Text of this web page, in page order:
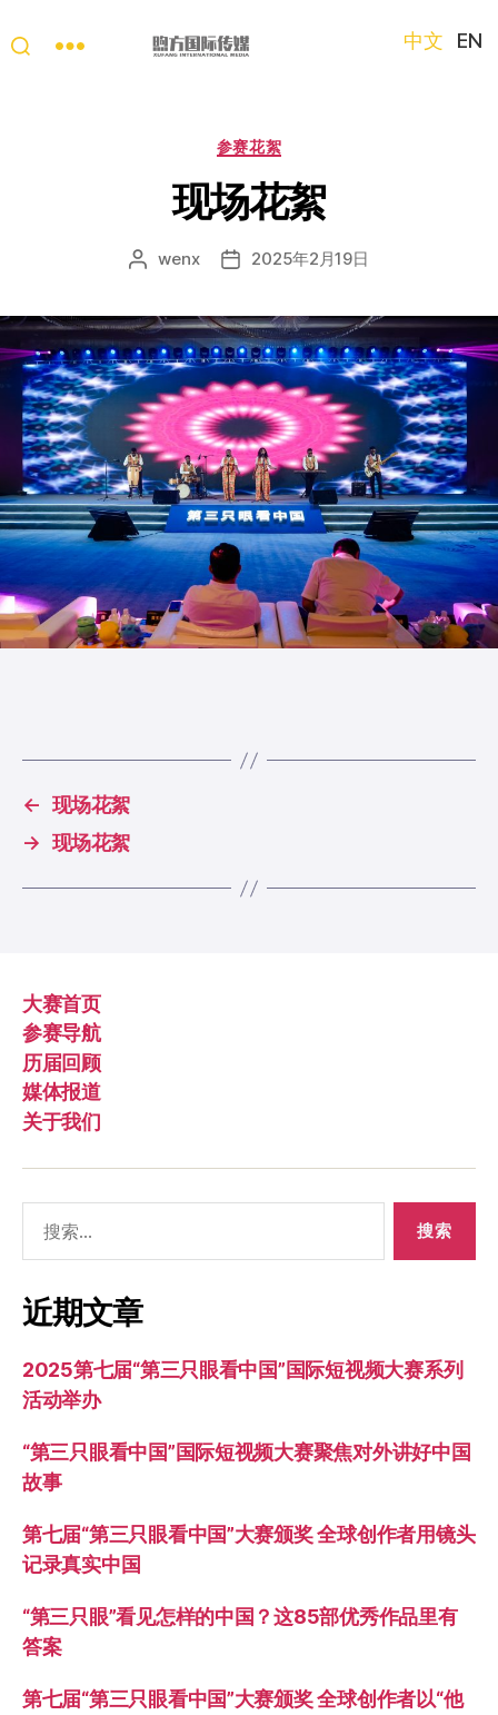
只
眼
看
中
国
短
视
频
大
赛
中文 EN
分
参赛花絮
现场花絮
文
者
wenx
发
期
2025年2月19日
← 现场花絮
→ 现场花絮
大赛首页
参赛导航
历届回顾
媒体报道
关于我们
索：
近期文章
2025第七届“第三只眼看中国”国际短视频大赛系列
活动举办
“第三只眼看中国”国际短视频大赛聚焦对外讲好中国
故事
第七届“第三只眼看中国”大赛颁奖 全球创作者用镜头
记录真实中国
“第三只眼”看见怎样的中国？这85部优秀作品里有
答案
第七届“第三只眼看中国”大赛颁奖 全球创作者以“他